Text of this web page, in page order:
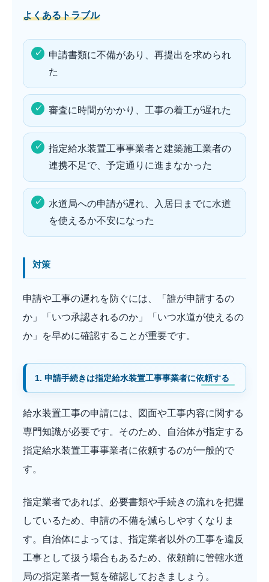
よくあるトラブル
申請書類に不備があり、再提出を求められ
た
審査に時間がかかり、工事の着工が遅れた
指定給水装置工事事業者と建築施工業者の
連携不足で、予定通りに進まなかった
水道局への申請が遅れ、入居日までに水道
を使えるか不安になった
対策
申請や工事の遅れを防ぐには、「誰が申請するの
か」「いつ承認されるのか」「いつ水道が使えるの
か」を早めに確認することが重要です。
1. 申請手続きは指定給水装置工事事業者に依頼する
給水装置工事の申請には、図面や工事内容に関する
専門知識が必要です。そのため、自治体が指定する
指定給水装置工事事業者に依頼するのが一般的で
す。
指定業者であれば、必要書類や手続きの流れを把握
しているため、申請の不備を減らしやすくなりま
す。自治体によっては、指定業者以外の工事を違反
工事として扱う場合もあるため、依頼前に管轄水道
局の指定業者一覧を確認しておきましょう。